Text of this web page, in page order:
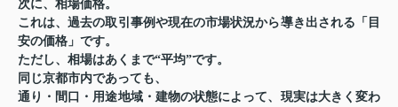
次に、 相場価格。
これは、過去の取引事例や現在の市場状況から導き出される「目
安の価格」です。
ただし、相場はあくまで“平均”です。
同じ京都市内であっても、
通り・間口・用途地域・建物の状態によって、現実は大きく変わ